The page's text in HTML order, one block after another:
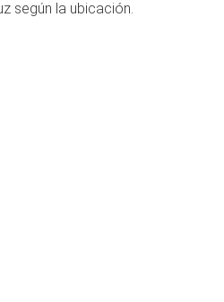
según la ubicación.